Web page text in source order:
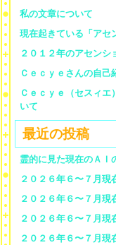
私の文章について
現在起きている「アセ
２０１２年のアセンシ
Ｃｅｃｙｅさんの自己
Ｃｅｃｙｅ（セスィ
いて
最近の投稿
霊的に見た現在のＡ
２０２６年６〜７月
２０２６年６〜７月
２０２６年６〜７月
２０２６年６〜７月